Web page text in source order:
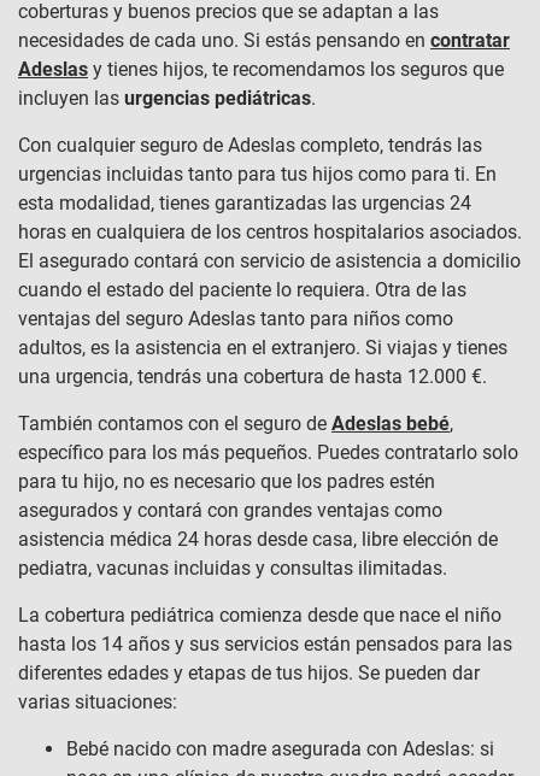
coberturas y buenos precios que se adaptan a las
necesidades de cada uno. Si estás pensando en contratar
Adeslas y tienes hijos, te recomendamos los seguros que
incluyen las urgencias pediátricas.
Con cualquier seguro de Adeslas completo, tendrás las
urgencias incluidas tanto para tus hijos como para ti. En
esta modalidad, tienes garantizadas las urgencias 24
horas en cualquiera de los centros hospitalarios asociados.
El asegurado contará con servicio de asistencia a domicilio
cuando el estado del paciente lo requiera. Otra de las
ventajas del seguro Adeslas tanto para niños como
adultos, es la asistencia en el extranjero. Si viajas y tienes
una urgencia, tendrás una cobertura de hasta 12.000 €.
También contamos con el seguro de Adeslas bebé,
específico para los más pequeños. Puedes contratarlo solo
para tu hijo, no es necesario que los padres estén
asegurados y contará con grandes ventajas como
asistencia médica 24 horas desde casa, libre elección de
pediatra, vacunas incluidas y consultas ilimitadas.
La cobertura pediátrica comienza desde que nace el niño
hasta los 14 años y sus servicios están pensados para las
diferentes edades y etapas de tus hijos. Se pueden dar
varias situaciones:
Bebé nacido con madre asegurada con Adeslas: si